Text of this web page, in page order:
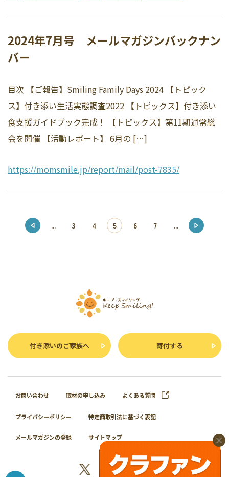
2024年7月号 メールマガジンバックナン
バー
目次 【ご報告】Smiling Family Days 2024 【トピック
ス】付き添い生活実態調査2022 【トピックス】付き添い
食支援ガイドブック完成！ 【トピックス】第11期通常総
会を開催 【活動レポート】 6月の […]
https://momsmile.jp/report/mail/post-7835/
... 3 4 5 6 7 ...
付き添いのご家族へ 寄付する
お問い合わせ 取材の申し込み よくある質問
プライバシーポリシー 特定商取引法に基づく表記
メールマガジンの登録 サイトマップ